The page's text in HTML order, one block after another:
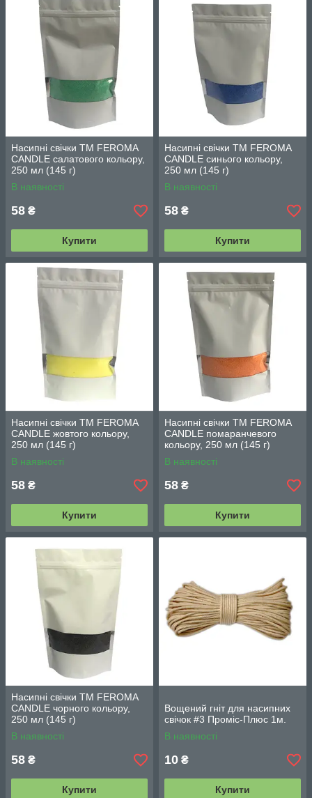
Насипні свічки TM FEROMA
CANDLE салатового кольору,
250 мл (145 г)
В наявності
58 ₴
Купити
Насипні свічки TM FEROMA
CANDLE синього кольору,
250 мл (145 г)
В наявності
58 ₴
Купити
Насипні свічки TM FEROMA
CANDLE жовтого кольору,
250 мл (145 г)
В наявності
58 ₴
Купити
Насипні свічки TM FEROMA
CANDLE помаранчевого
кольору, 250 мл (145 г)
В наявності
58 ₴
Купити
Насипні свічки TM FEROMA
CANDLE чорного кольору,
250 мл (145 г)
В наявності
58 ₴
Купити
Вощений гніт для насипних
свічок #3 Проміс-Плюс 1м.
В наявності
10 ₴
Купити